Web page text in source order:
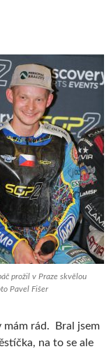
prožil v Praze skvělou
Pavel Fišer
mám rád. Bral jsem
na to se ale